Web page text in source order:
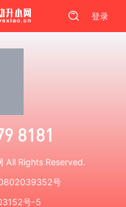
登录
8181
All Rights Reserved.
号
号-5